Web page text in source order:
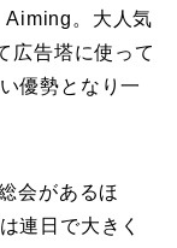
Aiming。大人気
広告塔に使って
優勢となり一
会があるほ
連日で大きく